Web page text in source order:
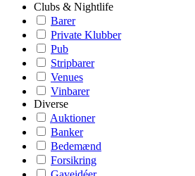
Clubs & Nightlife
Barer
Private Klubber
Pub
Stripbarer
Venues
Vinbarer
Diverse
Auktioner
Banker
Bedemænd
Forsikring